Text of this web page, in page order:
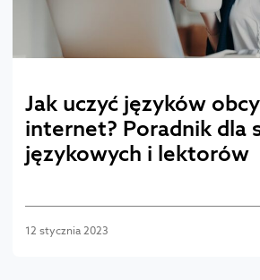
Jak uczyć języków
internet? Poradnik dla
językowych i lektorów
12 stycznia 2023